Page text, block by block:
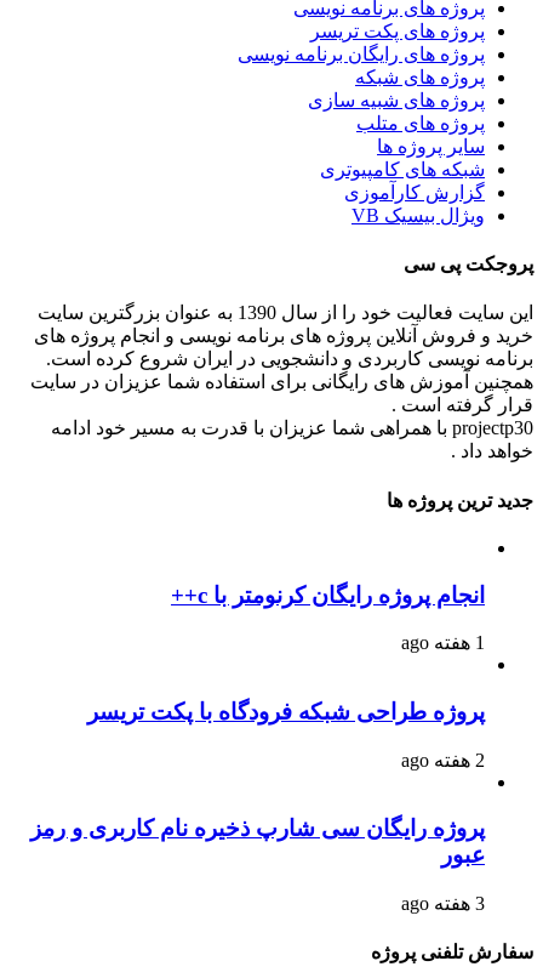
پروژه های برنامه نویسی
پروژه های پکت تریسر
پروژه های رایگان برنامه نویسی
پروژه های شبکه
پروژه های شبیه سازی
پروژه های متلب
سایر پروژه ها
شبکه های کامپیوتری
گزارش کارآموزی
ویژال بیسیک VB
پروجکت پی سی
این سایت فعالیت خود را از سال 1390 به عنوان بزرگترین سایت
خرید و فروش آنلاین پروژه های برنامه نویسی و انجام پروژه های
برنامه نویسی کاربردی و دانشجویی در ایران شروع کرده است.
همچنین آموزش های رایگانی برای استفاده شما عزیزان در سایت
قرار گرفته است .
projectp30 با همراهی شما عزیزان با قدرت به مسیر خود ادامه
خواهد داد .
جدید ترین پروژه ها
انجام پروژه رایگان کرنومتر با c++
1 هفته ago
پروژه طراحی شبکه فرودگاه با پکت تریسر
2 هفته ago
پروژه رایگان سی شارپ ذخیره نام کاربری و رمز
عبور
3 هفته ago
سفارش تلفنی پروژه